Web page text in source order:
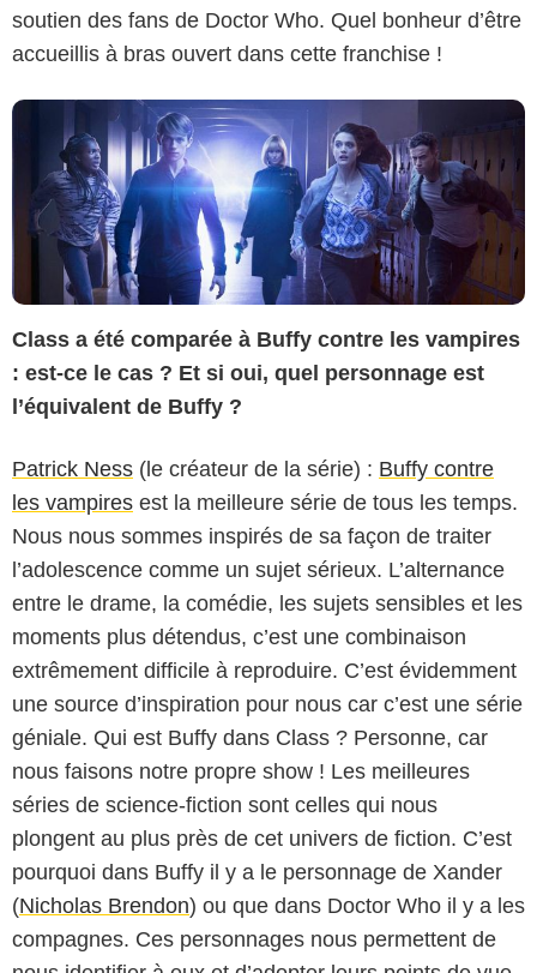
soutien des fans de Doctor Who. Quel bonheur d’être
accueillis à bras ouvert dans cette franchise !
Class a été comparée à Buffy contre les vampires
: est-ce le cas ? Et si oui, quel personnage est
l’équivalent de Buffy ?
Patrick Ness (le créateur de la série) : Buffy contre
les vampires est la meilleure série de tous les temps.
Nous nous sommes inspirés de sa façon de traiter
l’adolescence comme un sujet sérieux. L’alternance
entre le drame, la comédie, les sujets sensibles et les
moments plus détendus, c’est une combinaison
extrêmement difficile à reproduire. C’est évidemment
une source d’inspiration pour nous car c’est une série
géniale. Qui est Buffy dans Class ? Personne, car
nous faisons notre propre show ! Les meilleures
séries de science-fiction sont celles qui nous
plongent au plus près de cet univers de fiction. C’est
pourquoi dans Buffy il y a le personnage de Xander
(Nicholas Brendon) ou que dans Doctor Who il y a les
compagnes. Ces personnages nous permettent de